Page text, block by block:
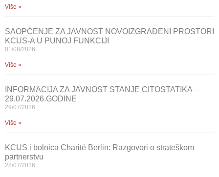
Više »
SAOPĆENJE ZA JAVNOST NOVOIZGRAĐENI PROSTORI
KCUS-A U PUNOJ FUNKCIJI
01/08/2026
Više »
INFORMACIJA ZA JAVNOST STANJE CITOSTATIKA –
29.07.2026.GODINE
29/07/2026
Više »
KCUS i bolnica Charité Berlin: Razgovori o strateškom
partnerstvu
28/07/2026